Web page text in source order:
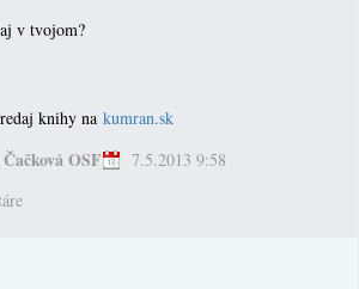
v tvojom?
knihy na kumran.sk
OSF
7.5.2013 9:58